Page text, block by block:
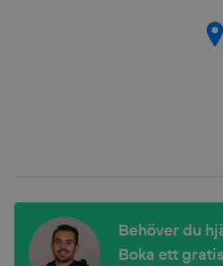
Behöver du
Boka ett